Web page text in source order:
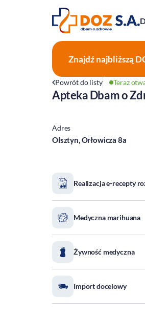
Znajdź najbliższą
Powrót do listy Teraz
Apteka Dbam o
Adres
Olsztyn, Orłowicza 8a
Realizacja e-recepty
Medyczna marihuana
Żywność medyczna
Import docelowy